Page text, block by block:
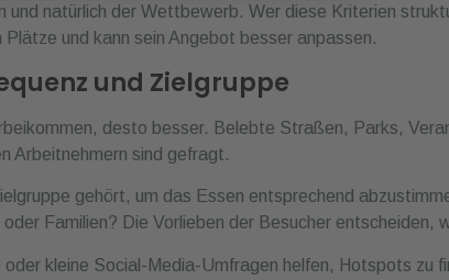
und natürlich der Wettbewerb. Wer diese Kriterien
und kann sein Angebot besser anpassen.
und Zielgruppe
desto besser. Belebte Straßen, Parks,
Arbeitnehmern sind gefragt.
gehört, um das Essen entsprechend
Familien? Die Vorlieben der Besucher entscheiden,
kleine Social-Media-Umfragen helfen, Hotspots zu